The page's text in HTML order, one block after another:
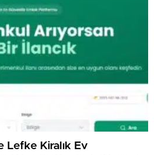
Lefke Kiralık Ev